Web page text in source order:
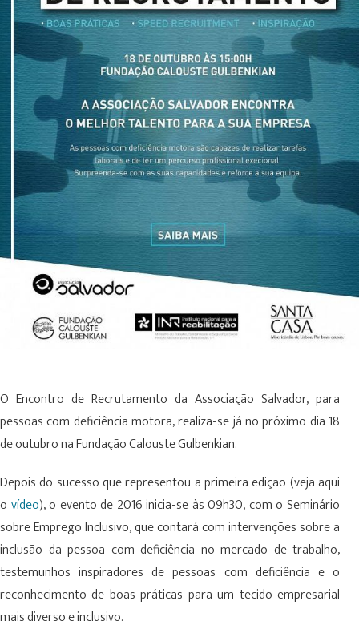
O Encontro de Recrutamento da Associação Salvador, para
pessoas com deficiência motora, realiza-se já no próximo dia 18
de outubro na Fundação Calouste Gulbenkian.
Depois do sucesso que representou a primeira edição (veja aqui
o vídeo), o evento de 2016 inicia-se às 09h30, com o Seminário
sobre Emprego Inclusivo, que contará com intervenções sobre a
inclusão da pessoa com deficiência no mercado de trabalho,
testemunhos inspiradores de pessoas com deficiência e o
reconhecimento de boas práticas para um tecido empresarial
mais diverso e inclusivo.